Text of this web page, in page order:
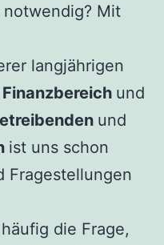
notwendig? Mit
langjährigen
Finanzbereich und
und
ist uns schon
Fragestellungen
die Frage,